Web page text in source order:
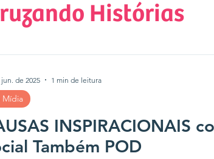
Histórias
INSPIRACIONAIS
Também POD
Mídia
de 2025 1 min de leitura